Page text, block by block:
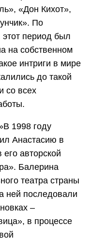
«Дон Кихот»,
По
период был
на собственном
интриги в мире
до такой
со всех
1998 году
Анастасию в
авторской
Балерина
театра страны
ней последовали
–
в процессе